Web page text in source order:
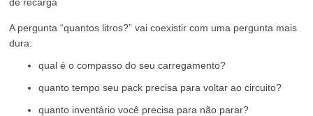
de recarga
A pergunta “quantos litros?” vai coexistir com uma pergunta mais
dura:
qual é o compasso do seu carregamento?
quanto tempo seu pack precisa para voltar ao circuito?
quanto inventário você precisa para não parar?